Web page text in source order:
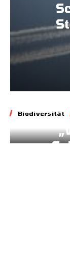
Biodiversität